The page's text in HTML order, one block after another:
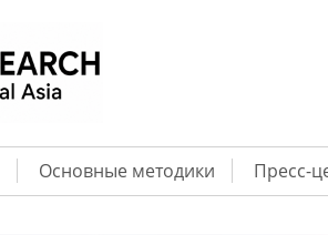
Основные методики Пресс-